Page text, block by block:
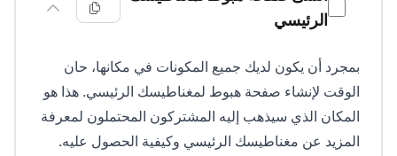
الرئيسي
بمجرد أن يكون لديك جميع المكونات في مكانها، حان
الوقت لإنشاء صفحة هبوط لمغناطيسك الرئيسي. هذا هو
المكان الذي سيذهب إليه المشتركون المحتملون لمعرفة
المزيد عن مغناطيسك الرئيسي وكيفية الحصول عليه.